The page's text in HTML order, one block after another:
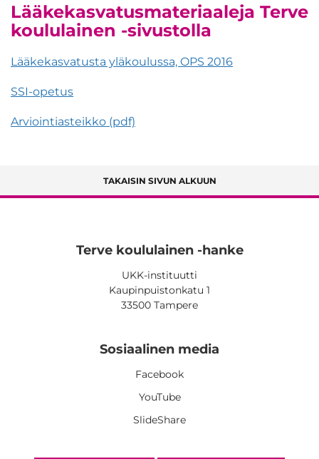
Lääkekasvatusmateriaaleja Terve
koululainen -sivustolla
Lääkekasvatusta yläkoulussa, OPS 2016
SSI-opetus
Arviointiasteikko (pdf)
TAKAISIN SIVUN ALKUUN
Terve koululainen -hanke
UKK-instituutti
Kaupinpuistonkatu 1
33500 Tampere
Sosiaalinen media
Facebook
YouTube
SlideShare